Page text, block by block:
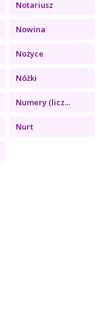
Notariusz
Nowina
Nożyce
Nóżki
Numery (licz...
Nurt